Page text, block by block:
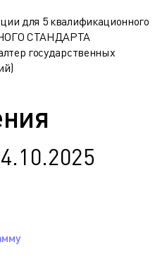
для 5 квалификационного
СТАНДАРТА
государственных